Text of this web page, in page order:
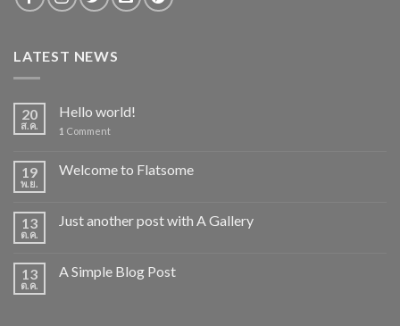
LATEST NEWS
20
ส.ค.
Hello world!
1 Comment
19
พ.ย.
Welcome to Flatsome
13
ต.ค.
Just another post with A Gallery
13
ต.ค.
A Simple Blog Post